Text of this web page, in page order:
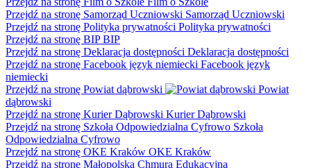
Przejdź na stronę Samorząd Uczniowski Samorząd Uczniowski
Przejdź na stronę Polityka prywatności Polityka prywatności
Przejdź na stronę BIP BIP
Przejdź na stronę Deklaracja dostępności Deklaracja dostępności
Przejdź na stronę Facebook język niemiecki Facebook język
niemiecki
Przejdź na stronę Powiat dąbrowski
Powiat
dąbrowski
Przejdź na stronę Kurier Dąbrowski Kurier Dąbrowski
Przejdź na stronę Szkoła Odpowiedzialna Cyfrowo Szkoła
Odpowiedzialna Cyfrowo
Przejdź na stronę OKE Kraków OKE Kraków
Przejdź na stronę Małopolska Chmura Edukacyjna